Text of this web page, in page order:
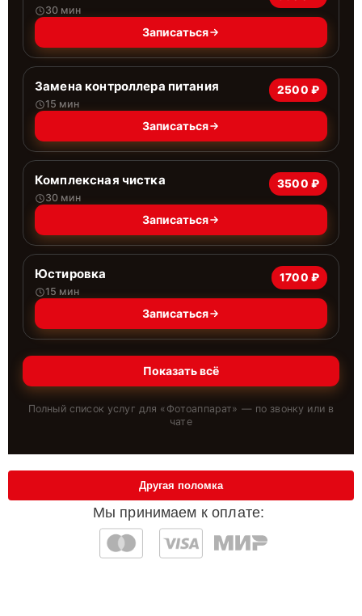
30 мин
Записаться
Замена контроллера питания
15 мин
2500 ₽
Записаться
Комплексная чистка
30 мин
3500 ₽
Записаться
Юстировка
15 мин
1700 ₽
Записаться
Показать всё
Полный список услуг для « Фотоаппарат» — по звонку или в
чате
Мы принимаем к оплате:
Другая поломка